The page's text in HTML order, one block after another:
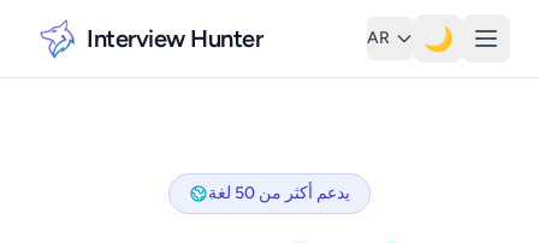
Interview Hunter AR 🌙
يدعم أكثر من 50 لغة